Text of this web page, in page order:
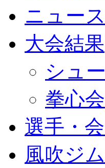
ニュース
大会結果
シュ
拳心会
選手・
風吹ジ